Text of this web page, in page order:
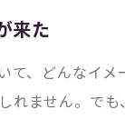
来た
て、どんなイ
れません。で